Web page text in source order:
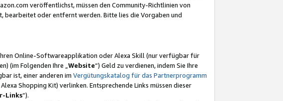
veröffentlichst, müssen den Community-Richtlinien von
bearbeitet oder entfernt werden. Bitte lies die Vorgaben und
Online-Softwareapplikation oder Alexa Skill (nur verfügbar für
(im Folgenden Ihre „ Website“) Geld zu verdienen, indem Sie Ihre
ist, einer anderen im Vergütungskatalog für das Partnerprogramm
Shopping Kit) verlinken. Entsprechende Links müssen dieser
Links“).